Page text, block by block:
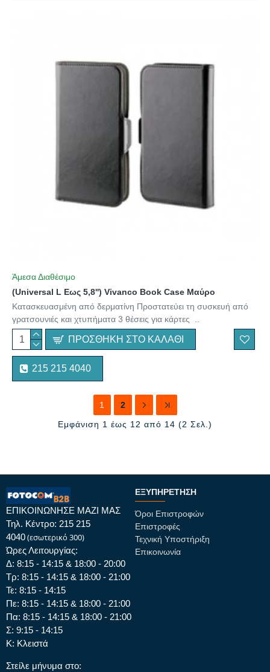
Άμεσα Διαθέσιμο
(Universal L Εως 5,8'') Vivanco Book Case Μαύρο
Κατασκευασμένη από δερματίνη Προστατεύει τη συσκευή από
γρατσουνιές και χτυπήματα 3 θέσεις για κάρτες ..
ΠΡΟΣΘΉΚΗ ΣΤΟ ΚΑΛΆΘΙ
215 215 4040
1
2
Εμφάνιση 1 έως 12 από 14 (2 Σελ.)
ΕΠΙΚΟΙΝΩΝΗΣΕ ΜΑΖΙ ΜΑΣ
Τηλ. Κέντρο: 215 215
4040(εσωτερικό 300)
Ώρες Λειτουργίας:
Δ: 8:15 - 14:15 & 18:00 - 20:00
Τρ: 8:15 - 14:15 & 18:00 - 21:00
Τε: 8:15 - 14:15
Πε: 8:15 - 14:15 & 18:00 - 21:00
Πα: 8:15 - 14:15 & 18:00 - 21:00
Σ: 9:15 - 14:15
Κ: Κλειστά
Στείλε μήνυμα στο:
ΕΞΥΠΗΡΈΤΗΣΗ
Όροι Επιστροφών
Επιστροφές
Τεχνική Υποστήριξη
Επικοινωνία